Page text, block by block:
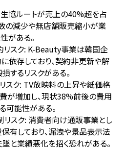
協ルートが売上の40%超を占
の減少や無店舗販売縮小が業
がある。
リスク: K-Beauty事業は韓国企
依存しており、契約非更新や解
するリスクがある。
スク: TV放映料の上昇や紙価格
が増加し、現状38%前後の費用
可能性がある。
リスク: 消費者向け通販事業とし
有しており、漏洩や景品表示法
と業績悪化を招く恐れがある。